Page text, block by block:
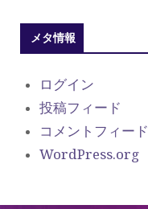
メタ情報
ログイン
投稿フィード
コメントフィード
WordPress.org